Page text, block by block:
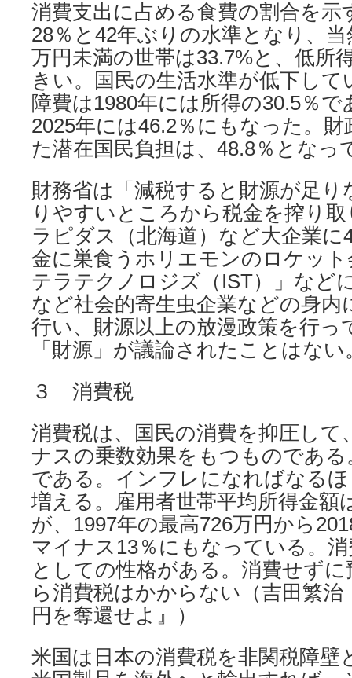
消費支出に占める食費の割合を示
28％と42年ぶりの水準となり、
万円未満の世帯は33.7%と、低所
きい。国民の生活水準が低下して
障費は1980年には所得の30.5％
2025年には46.2％にもなった。財
た潜在国民負担は、48.8％となっ
財務省は「減税すると財源が足
りやすいところから税金を搾り
ラピダス（北海道）など大企業に
金に巣食うホリエモンのロケッ
テラテクノロジズ（IST）」など
など社会的寄生虫企業などの身内
行い、財源以上の放漫政策を行っ
「財源」が議論されたことはない
３ 消費税
消費税は、国民の消費を抑圧して
ナスの乗数効果をもつものであ
である。インフレになればなる
増える。雇用者世帯平均所得金額
が、1997年の最高726万円から
マイナス13％にもなっている。
としての性格がある。消費せず
ら消費税はかからない（吉田繁治
円を奪還せよ』）
米国は日本の消費税を非関税障